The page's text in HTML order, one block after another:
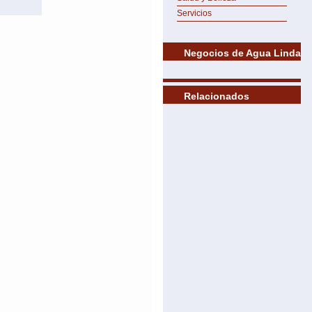
Servicios
Negocios de Agua Linda
Relacionados